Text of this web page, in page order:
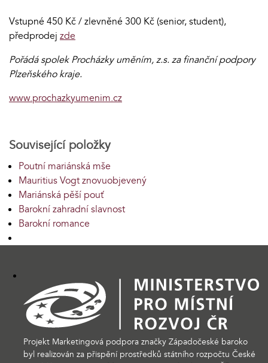
Vstupné 450 Kč / zlevněné 300 Kč (senior, student),
předprodej zde
Pořádá spolek Procházky uměním, z.s. za finanční podpory
Plzeňského kraje.
www.prochazkyumenim.cz
Související položky
Poutní mariánská mše
Mauritius Vogt znovuobjevený
Mariánská pěší pouť
Barokní zahradní slavnost
Barokní romance
Projekt Marketingová podpora značky Západočeské baroko
byl realizován za přispění prostředků státního rozpočtu České